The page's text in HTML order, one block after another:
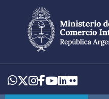
contenido
principal
Whatsapp
Twitter
Instagram
Facebook
YouTube
LinkedIn
Flickr